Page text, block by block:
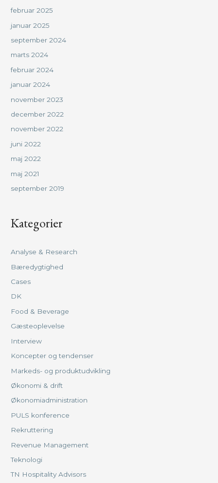
februar 2025
januar 2025
september 2024
marts 2024
februar 2024
januar 2024
november 2023
december 2022
november 2022
juni 2022
maj 2022
maj 2021
september 2019
Kategorier
Analyse & Research
Bæredygtighed
Cases
DK
Food & Beverage
Gæsteoplevelse
Interview
Koncepter og tendenser
Markeds- og produktudvikling
Økonomi & drift
Økonomiadministration
PULS konference
Rekruttering
Revenue Management
Teknologi
TN Hospitality Advisors